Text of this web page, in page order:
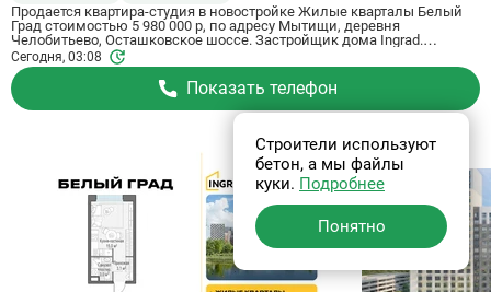
Продается квартира-студия в новостройке Жилые кварталы Белый
Град стоимостью 5 980 000 р, по адресу Мытищи, деревня
Челобитьево, Осташковское шоссе. Застройщик дома Ingrad.
Квартира сдается в III квартале 2026 года с черновой отделкой, в 26
минутах на машине от станции метро Медведково. Общая площадь
квартиры - 21.1 м². Этаж 9 из 23. ID квартиры на СтройкиРУ 759002,
скажите его когда будете звонить.
Сегодня, 03:08
Показать телефон
Строители используют
бетон, а мы файлы
куки. Подробнее
Понятно